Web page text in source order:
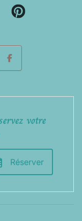
votre
Réserver